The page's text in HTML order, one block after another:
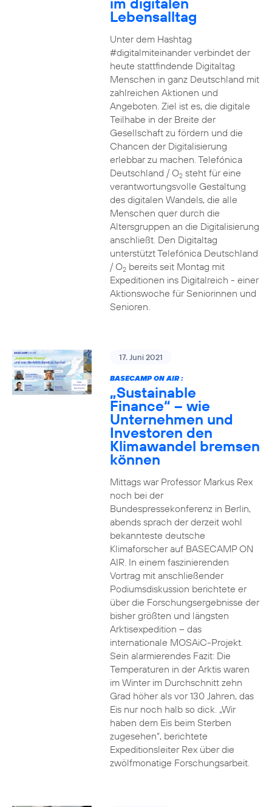
Lebensalltag
Unter dem Hashtag
#digitalmiteinander verbindet der
heute stattfindende Digitaltag
Menschen in ganz Deutschland mit
zahlreichen Aktionen und
Angeboten. Ziel ist es, die digitale
Teilhabe in der Breite der
Gesellschaft zu fördern und die
Chancen der Digitalisierung
erlebbar zu machen. Telefónica
Deutschland / O2steht für eine
verantwortungsvolle Gestaltung
des digitalen Wandels, die alle
Menschen quer durch die
Altersgruppen an die Digitalisierung
anschließt. Den Digitaltag
unterstützt Telefónica Deutschland
/ O2bereits seit Montag mit
Expeditionen ins Digitalreich - einer
Aktionswoche für Seniorinnen und
Senioren.
17. Juni 2021
BASECAMP ON AIR :
„Sustainable
Finance“ – wie
Unternehmen und
Investoren den
Klimawandel bremsen
können
Mittags war Professor Markus Rex
noch bei der
Bundespressekonferenz in Berlin,
abends sprach der derzeit wohl
bekannteste deutsche
Klimaforscher auf BASECAMP ON
AIR. In einem faszinierenden
Vortrag mit anschließender
Podiumsdiskussion berichtete er
über die Forschungsergebnisse der
bisher größten und längsten
Arktisexpedition – das
internationale MOSAiC-Projekt.
Sein alarmierendes Fazit: Die
Temperaturen in der Arktis waren
im Winter im Durchschnitt zehn
Grad höher als vor 130 Jahren, das
Eis nur noch halb so dick. „Wir
haben dem Eis beim Sterben
zugesehen“, berichtete
Expeditionsleiter Rex über die
zwölfmonatige Forschungsarbeit.